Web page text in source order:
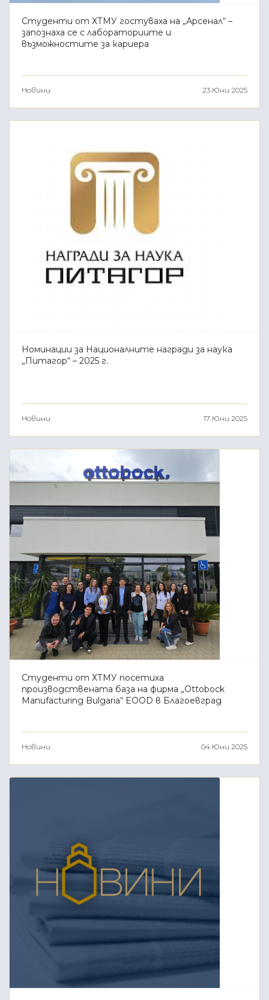
Студенти от ХТМУ гостуваха на „Арсенал“ –
запознаха се с лабораториите и
възможностите за кариера
Новини 23 Юни 2025
Номинации за Националните награди за наука
„Питагор“ – 2025 г.
Новини 17 Юни 2025
Студенти от ХТМУ посетиха
производствената база на фирма „Ottobock
Manufacturing Bulgaria“ EOOD в Благоевград
Новини 04 Юни 2025